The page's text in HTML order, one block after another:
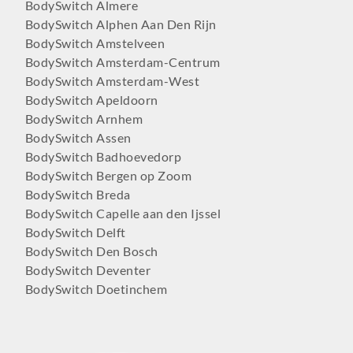
BodySwitch Almere
BodySwitch Alphen Aan Den Rijn
BodySwitch Amstelveen
BodySwitch Amsterdam-Centrum
BodySwitch Amsterdam-West
BodySwitch Apeldoorn
BodySwitch Arnhem
BodySwitch Assen
BodySwitch Badhoevedorp
BodySwitch Bergen op Zoom
BodySwitch Breda
BodySwitch Capelle aan den Ijssel
BodySwitch Delft
BodySwitch Den Bosch
BodySwitch Deventer
BodySwitch Doetinchem